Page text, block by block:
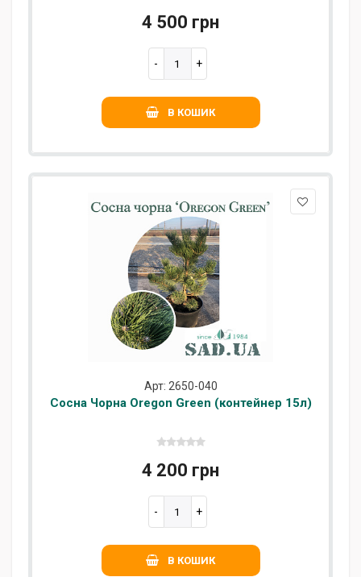
4 500 грн
В КОШИК
Арт: 2650-040
Сосна Чорна Oregon Green (контейнер 15л)
4 200 грн
В КОШИК